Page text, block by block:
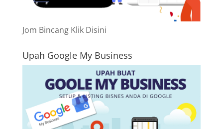
Jom Bincang Klik Disini
Upah Google My Business